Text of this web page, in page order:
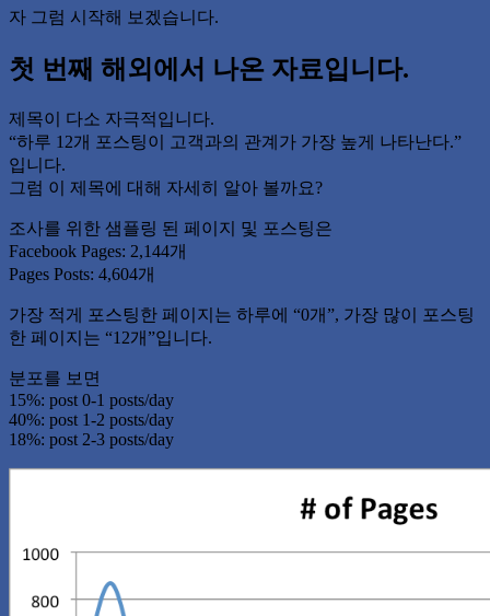
자 그럼 시작해 보겠습니다.
첫 번째 해외에서 나온 자료입니다.
제목이 다소 자극적입니다.
“하루 12개 포스팅이 고객과의 관계가 가장 높게 나타난다.”
입니다.
그럼 이 제목에 대해 자세히 알아 볼까요?
조사를 위한 샘플링 된 페이지 및 포스팅은
Facebook Pages: 2,144개
Pages Posts: 4,604개
가장 적게 포스팅한 페이지는 하루에 “0개”, 가장 많이 포스팅
한 페이지는 “12개”입니다.
분포를 보면
15%: post 0-1 posts/day
40%: post 1-2 posts/day
18%: post 2-3 posts/day